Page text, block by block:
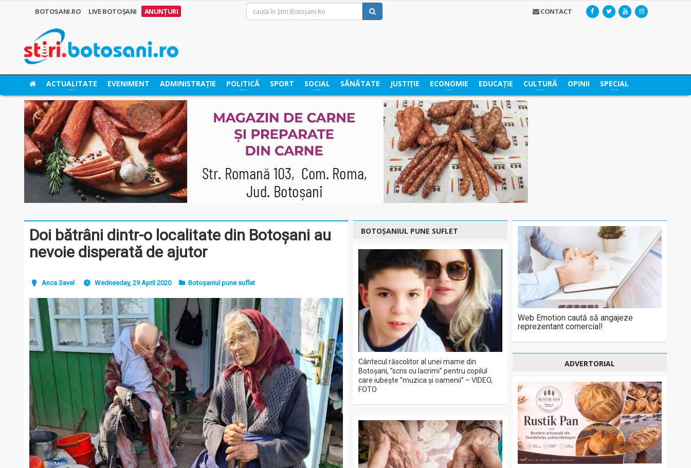
BOTOSANI.RO LIVE BOTOȘANI ANUNȚURI CONTACT
ACTUALITATE EVENIMENT ADMINISTRAȚIE POLITICĂ SPORT SOCIAL SĂNĂTATE JUSTIȚIE ECONOMIE EDUCAȚIE CULTURĂ OPINII SPECIAL
Doi bătrâni dintr-o localitate din Botoșani au
nevoie disperată de ajutor
Anca Savel Wednesday, 29 April 2020 Botoșaniul pune suflet
BOTOȘANIUL PUNE SUFLET
Cântecul răscolitor al unei mame din
Botoșani, ”scris cu lacrimi” pentru copilul
care iubește ”muzica și oamenii” – VIDEO,
FOTO
Web Emotion caută să angajeze
reprezentant comercial!
ADVERTORIAL